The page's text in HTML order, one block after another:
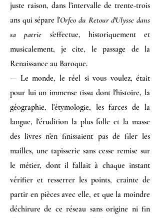
juste raison, dans l'intervalle de trente-trois
ans qui sépare l'Orfeo du Retour d'Ulysse dans
sa patrie s'effectue, historiquement et
musicalement, je cite, le passage de la
Renaissance au Baroque.
— Le monde, le réel si vous voulez, était
pour lui un immense tissu dont l'histoire, la
géographie, l'étymologie, les farces de la
langue, l'érudition la plus folle et la masse
des livres n'en finissaient pas de filer les
mailles, une tapisserie sans cesse remise sur
le métier, dont il fallait à chaque instant
vérifier et resserrer les points, crainte de
partir en pièces avec elle, et que la moindre
déchirure de ce réseau sans origine ni fin